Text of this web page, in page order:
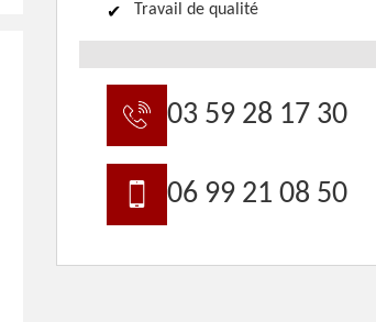
Travail de qualité
03 59 28 17 30
06 99 21 08 50